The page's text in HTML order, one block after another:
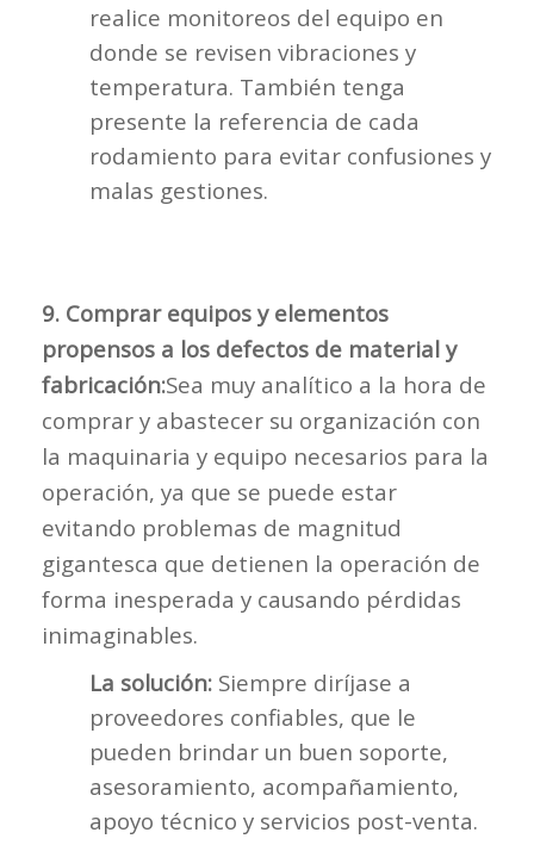
realice monitoreos del equipo en
donde se revisen vibraciones y
temperatura. También tenga
presente la referencia de cada
rodamiento para evitar confusiones y
malas gestiones.
9. Comprar equipos y elementos
propensos a los defectos de material y
fabricación:Sea muy analítico a la hora de
comprar y abastecer su organización con
la maquinaria y equipo necesarios para la
operación, ya que se puede estar
evitando problemas de magnitud
gigantesca que detienen la operación de
forma inesperada y causando pérdidas
inimaginables.
La solución: Siempre diríjase a
proveedores confiables, que le
pueden brindar un buen soporte,
asesoramiento, acompañamiento,
apoyo técnico y servicios post-venta.